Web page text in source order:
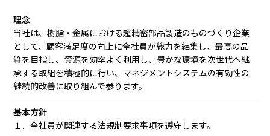
理念
当社は、樹脂・金属における超精密部品製造のものづくり企業
として、顧客満足度の向上に全社員が総力を結集し、最高の品
質を目指し、資源を効率よく利用し、豊かな環境を次世代へ継
承する取組を積極的に行い、マネジメントシステムの有効性の
継続的改善に取り組んで参ります。
基本方針
１．全社員が関連する法規制要求事項を遵守します。